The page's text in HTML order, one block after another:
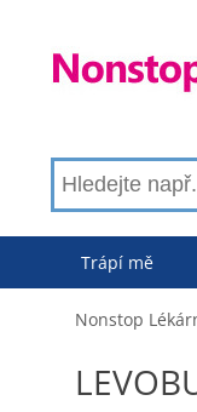
Trápí mě
Nonstop